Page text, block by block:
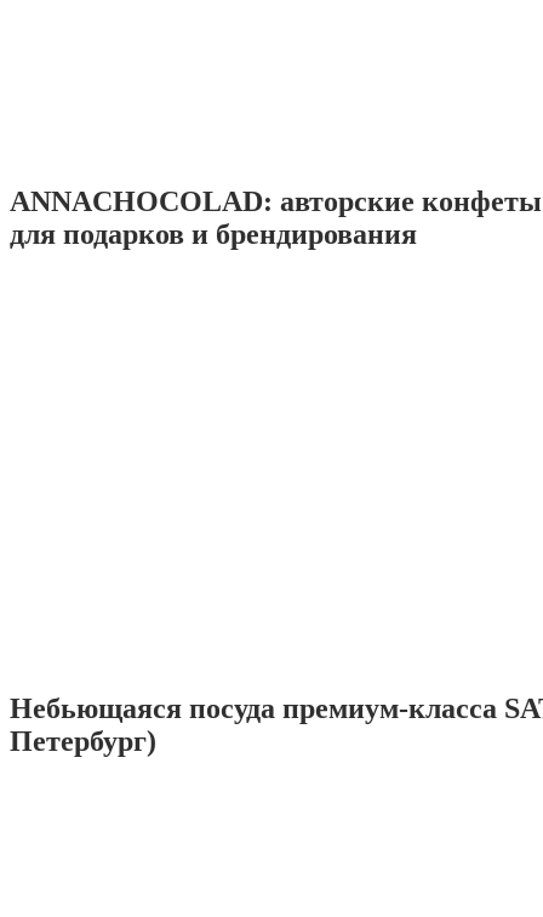
ANNACHOCOLAD: авторские
для подарков и брендирования
Небьющаяся посуда премиум-класса
Петербург)